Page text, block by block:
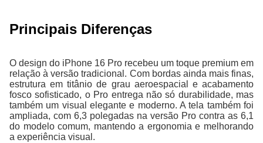
Principais Diferenças
O design do iPhone 16 Pro recebeu um toque premium em
relação à versão tradicional. Com bordas ainda mais finas,
estrutura em titânio de grau aeroespacial e acabamento
fosco sofisticado, o Pro entrega não só durabilidade, mas
também um visual elegante e moderno. A tela também foi
ampliada, com 6,3 polegadas na versão Pro contra as 6,1
do modelo comum, mantendo a ergonomia e melhorando
a experiência visual.